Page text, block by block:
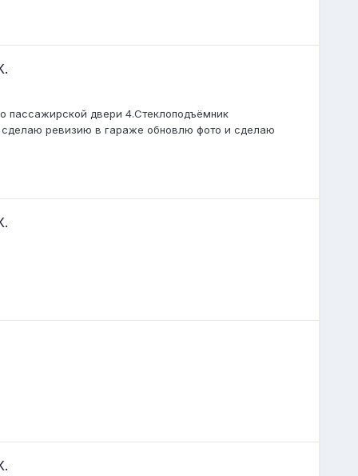
пассажирской двери 4.Стеклоподъёмник
ревизию в гараже обновлю фото и сделаю